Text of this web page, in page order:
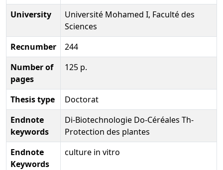
University
Université Mohamed I, Faculté des
Sciences
Recnumber
244
Number of
pages
125 p.
Thesis type
Doctorat
Endnote
keywords
Di-Biotechnologie Do-Céréales Th-
Protection des plantes
Endnote
Keywords
culture in vitro